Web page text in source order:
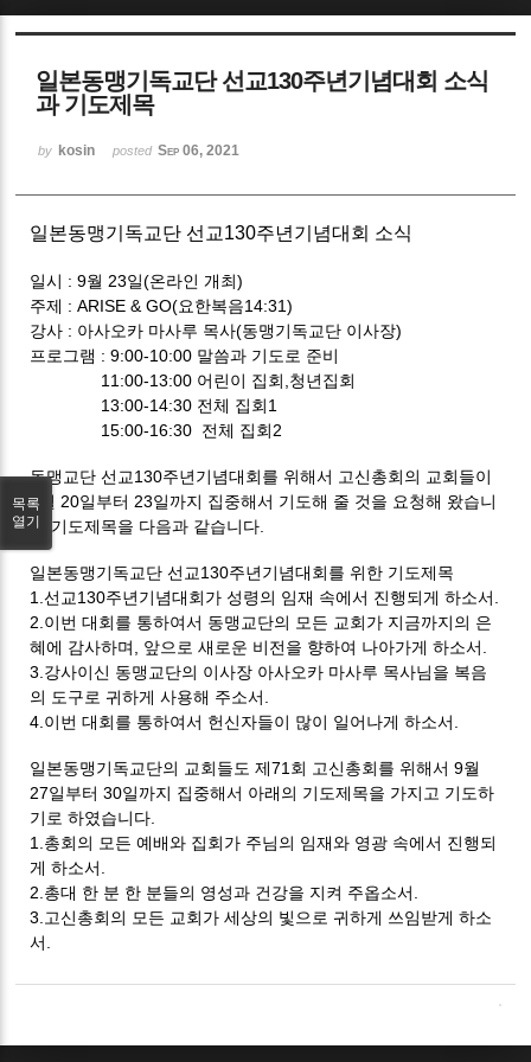
일본동맹기독교단 선교130주년기념대회 소식
과 기도제목
by kosin posted Sep 06, 2021
일본동맹기독교단 선교130주년기념대회 소식
일시 : 9월 23일(온라인 개최)
주제 : ARISE & GO(요한복음14:31)
강사 : 아사오카 마사루 목사(동맹기독교단 이사장)
프로그램 : 9:00-10:00 말씀과 기도로 준비
11:00-13:00 어린이 집회,청년집회
13:00-14:30 전체 집회1
15:00-16:30 전체 집회2
동맹교단 선교130주년기념대회를 위해서 고신총회의 교회들이
9월 20일부터 23일까지 집중해서 기도해 줄 것을 요청해 왔습니
다.기도제목을 다음과 같습니다.
일본동맹기독교단 선교130주년기념대회를 위한 기도제목
1.선교130주년기념대회가 성령의 임재 속에서 진행되게 하소서.
2.이번 대회를 통하여서 동맹교단의 모든 교회가 지금까지의 은
혜에 감사하며, 앞으로 새로운 비전을 향하여 나아가게 하소서.
3.강사이신 동맹교단의 이사장 아사오카 마사루 목사님을 복음
의 도구로 귀하게 사용해 주소서.
4.이번 대회를 통하여서 헌신자들이 많이 일어나게 하소서.
일본동맹기독교단의 교회들도 제71회 고신총회를 위해서 9월
27일부터 30일까지 집중해서 아래의 기도제목을 가지고 기도하
기로 하였습니다.
1.총회의 모든 예배와 집회가 주님의 임재와 영광 속에서 진행되
게 하소서.
2.총대 한 분 한 분들의 영성과 건강을 지켜 주옵소서.
3.고신총회의 모든 교회가 세상의 빛으로 귀하게 쓰임받게 하소
서.
목록
열기
Sketchbook5, 스케치북5
Sketchbook5, 스케치북5